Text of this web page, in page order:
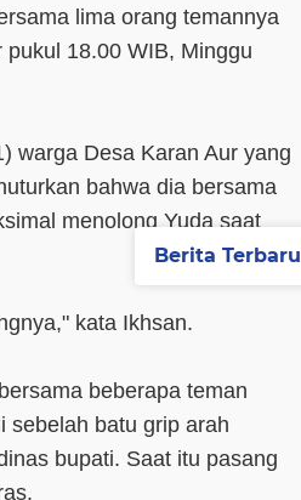
lima orang temannya
18.00 WIB, Minggu
warga Desa Karan Aur yang
bahwa dia bersama
menolong Yuda saat
kata Ikhsan.
beberapa teman
sebelah batu grip arah
bupati. Saat itu pasang
Berita Terbaru